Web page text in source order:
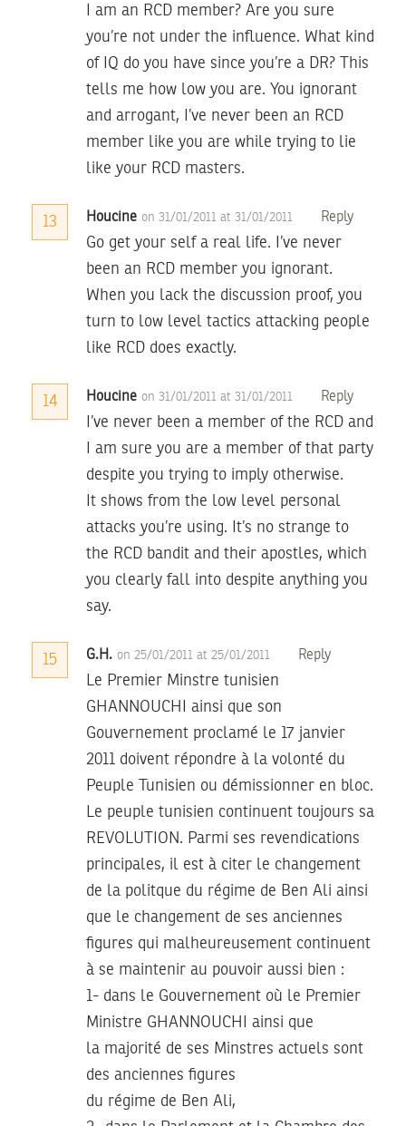
I am an RCD member? Are you sure
you’re not under the influence. What kind
of IQ do you have since you’re a DR? This
tells me how low you are. You ignorant
and arrogant, I’ve never been an RCD
member like you are while trying to lie
like your RCD masters.
13 Houcine on 31/01/2011 at 31/01/2011 Reply
Go get your self a real life. I’ve never
been an RCD member you ignorant.
When you lack the discussion proof, you
turn to low level tactics attacking people
like RCD does exactly.
14 Houcine on 31/01/2011 at 31/01/2011 Reply
I’ve never been a member of the RCD and
I am sure you are a member of that party
despite you trying to imply otherwise.
It shows from the low level personal
attacks you’re using. It’s no strange to
the RCD bandit and their apostles, which
you clearly fall into despite anything you
say.
15 G.H. on 25/01/2011 at 25/01/2011 Reply
Le Premier Minstre tunisien
GHANNOUCHI ainsi que son
Gouvernement proclamé le 17 janvier
2011 doivent répondre à la volonté du
Peuple Tunisien ou démissionner en bloc.
Le peuple tunisien continuent toujours sa
REVOLUTION. Parmi ses revendications
principales, il est à citer le changement
de la politque du régime de Ben Ali ainsi
que le changement de ses anciennes
figures qui malheureusement continuent
à se maintenir au pouvoir aussi bien :
1- dans le Gouvernement où le Premier
Ministre GHANNOUCHI ainsi que
la majorité de ses Minstres actuels sont
des anciennes figures
du régime de Ben Ali,